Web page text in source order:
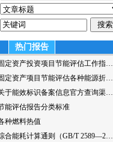
热门报告
定资产投资项目节能评估工作指…
定资产项目节能评估各种能源折…
于能效标识备案信息官方查询渠…
能评估报告分类标准
种燃料热值
合能耗计算通则（GB/T 2589—2…